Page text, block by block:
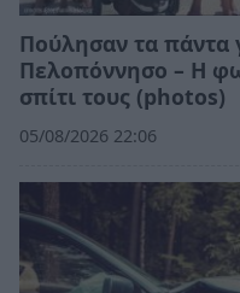
Πούλησαν τα πάντα
Πελοπόννησο – Η
σπίτι τους (photos)
05/08/2026 22:06